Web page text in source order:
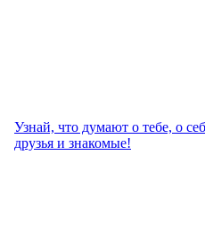
Узнай, что думают о тебе, о
друзья и знакомые!